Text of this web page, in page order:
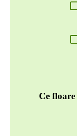
Ce